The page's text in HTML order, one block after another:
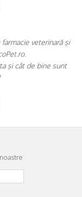
veterinară și
și cât de bine sunt